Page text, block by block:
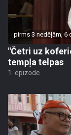
pirms 3 nedēļām, 6
"Četri uz
tempļa telpas
1. epizode